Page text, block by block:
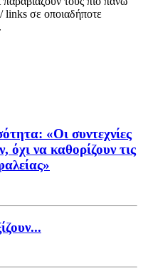
links σε οποιαδήποτε
«Οι συντεχνίες
όχι να καθορίζουν τις